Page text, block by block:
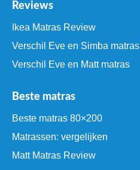
Reviews
Ikea Matras Review
Verschil Eve en Simba matras
Verschil Eve en Matt matras
Beste matras
Beste matras 80×200
Matrassen: vergelijken
Matt Matras Review